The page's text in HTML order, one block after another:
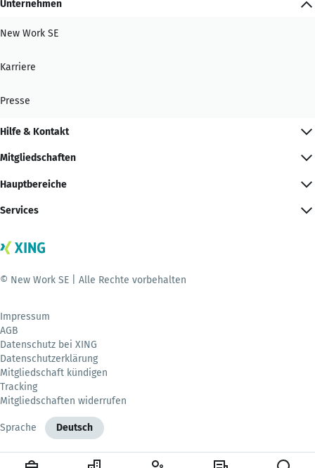
Unternehmen
New Work SE
Karriere
Presse
Hilfe & Kontakt
Mitgliedschaften
Hauptbereiche
Services
© New Work SE | Alle Rechte vorbehalten
Impressum
AGB
Datenschutz bei XING
Datenschutzerklärung
Mitgliedschaft kündigen
Tracking
Mitgliedschaften widerrufen
Sprache Deutsch